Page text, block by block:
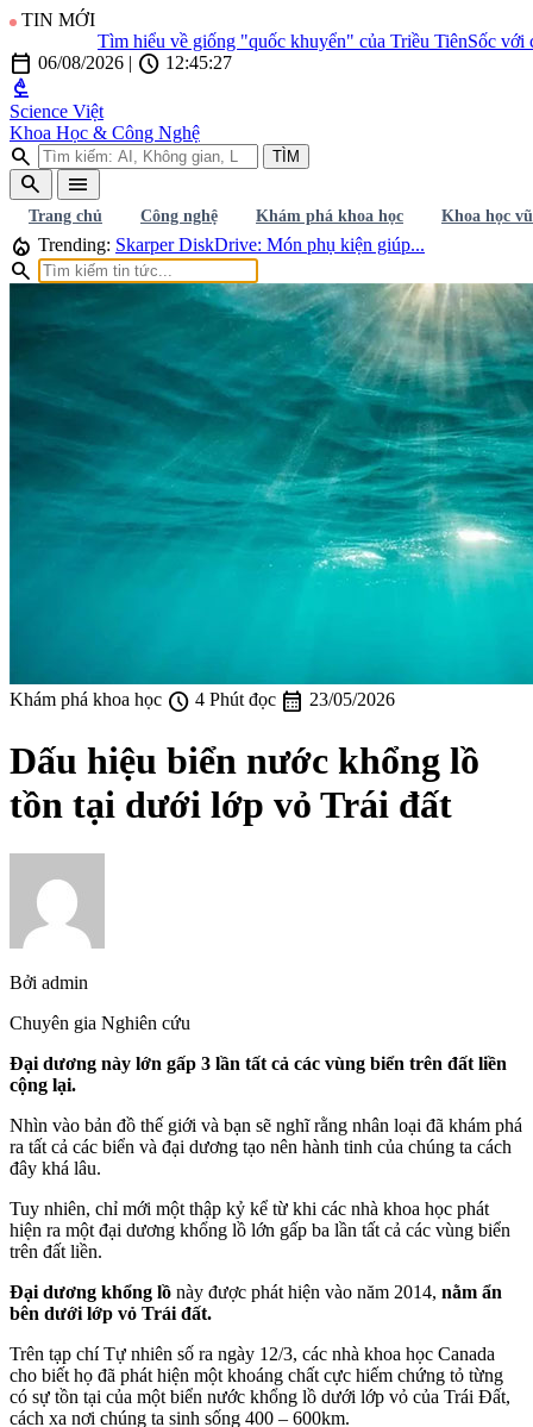
TIN MỚI
Tìm hiểu về giống "quốc khuyển" của Triều TiênSốc với
calendar_today 06/08/2026 | schedule 12:45:28
biotech
Science Việt
Khoa Học & Công Nghệ
search TÌM
search menu
Trang chủ Công nghệ Khám phá khoa học Khoa học
local_fire_department Trending: Skarper DiskDrive: Món phụ kiện giúp...
search
Khám phá khoa học schedule 4 Phút đọc calendar_month 23/05/2026
Dấu hiệu biển nước khổng lồ
tồn tại dưới lớp vỏ Trái đất
Bởi admin
Chuyên gia Nghiên cứu
Đại dương này lớn gấp 3 lần tất cả các vùng biển trên đất liền
cộng lại.
Nhìn vào bản đồ thế giới và bạn sẽ nghĩ rằng nhân loại đã khám phá
ra tất cả các biển và đại dương tạo nên hành tinh của chúng ta cách
đây khá lâu.
Tuy nhiên, chỉ mới một thập kỷ kể từ khi các nhà khoa học phát
hiện ra một đại dương khổng lồ lớn gấp ba lần tất cả các vùng biển
trên đất liền.
Đại dương khổng lồ này được phát hiện vào năm 2014, nằm ẩn
bên dưới lớp vỏ Trái đất.
Trên tạp chí Tự nhiên số ra ngày 12/3, các nhà khoa học Canada
cho biết họ đã phát hiện một khoáng chất cực hiếm chứng tỏ từng
có sự tồn tại của một biển nước khổng lồ dưới lớp vỏ của Trái Đất,
cách xa nơi chúng ta sinh sống 400 – 600km.